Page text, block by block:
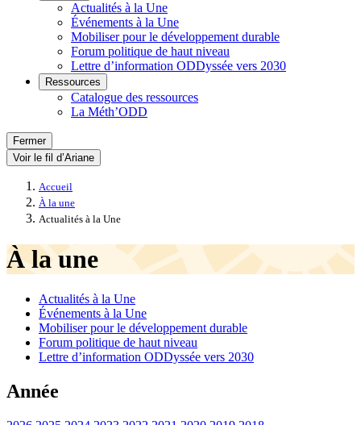
Actualités à la Une
Événements à la Une
Mobiliser pour le développement durable
Forum politique de haut niveau
Lettre d’information ODDyssée vers 2030
Ressources
Catalogue des ressources
La Méth’ODD
Fermer
Voir le fil d’Ariane
Accueil
À la une
Actualités à la Une
À la une
Actualités à la Une
Événements à la Une
Mobiliser pour le développement durable
Forum politique de haut niveau
Lettre d’information ODDyssée vers 2030
Année